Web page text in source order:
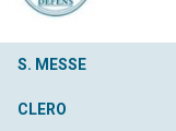
S. MESSE
CLERO